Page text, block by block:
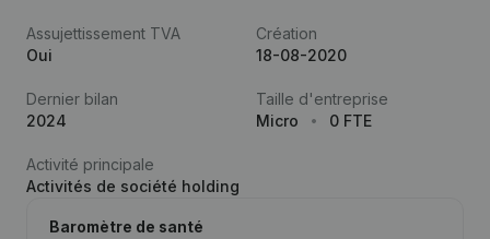
Assujettissement TVA
Oui
Création
18-08-2020
Dernier bilan
2024
Taille d'entreprise
Micro
0 FTE
Activité principale
Activités de société holding
Baromètre de santé